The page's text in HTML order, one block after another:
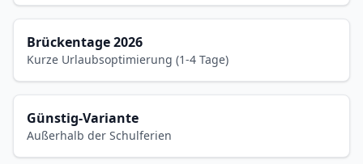
Brückentage 2026
Kurze Urlaubsoptimierung (1-4 Tage)
Günstig-Variante
Außerhalb der Schulferien